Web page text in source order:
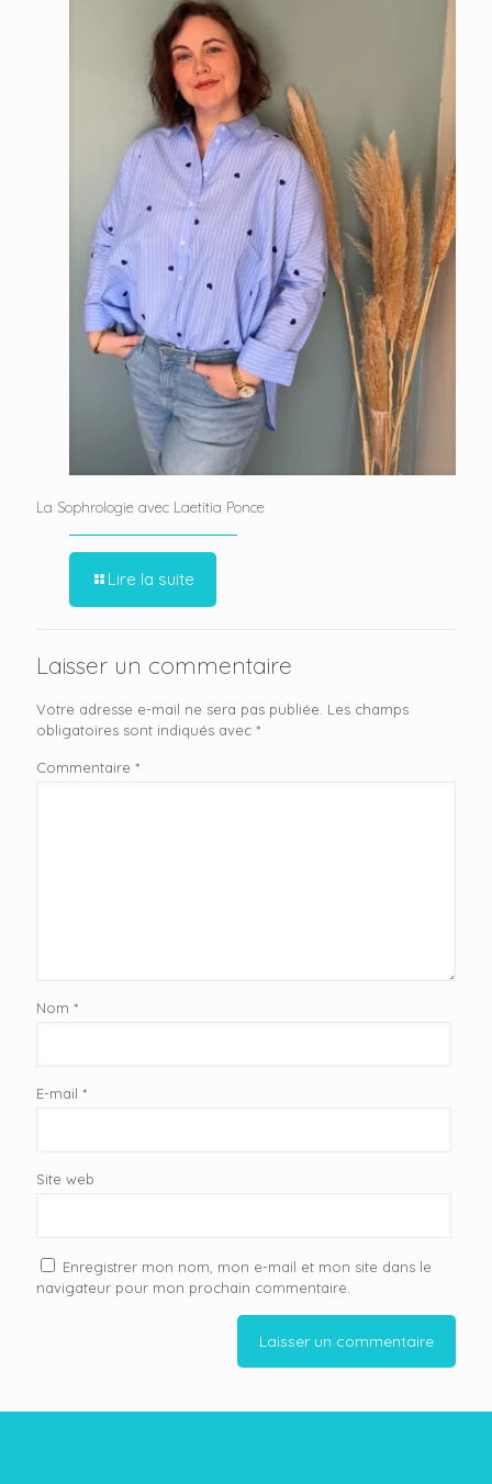
La Sophrologie avec Laetitia Ponce
Lire la suite
Laisser un commentaire
Votre adresse e-mail ne sera pas publiée. Les champs
obligatoires sont indiqués avec *
Commentaire *
Nom *
E-mail *
Site web
Enregistrer mon nom, mon e-mail et mon site dans le
navigateur pour mon prochain commentaire.